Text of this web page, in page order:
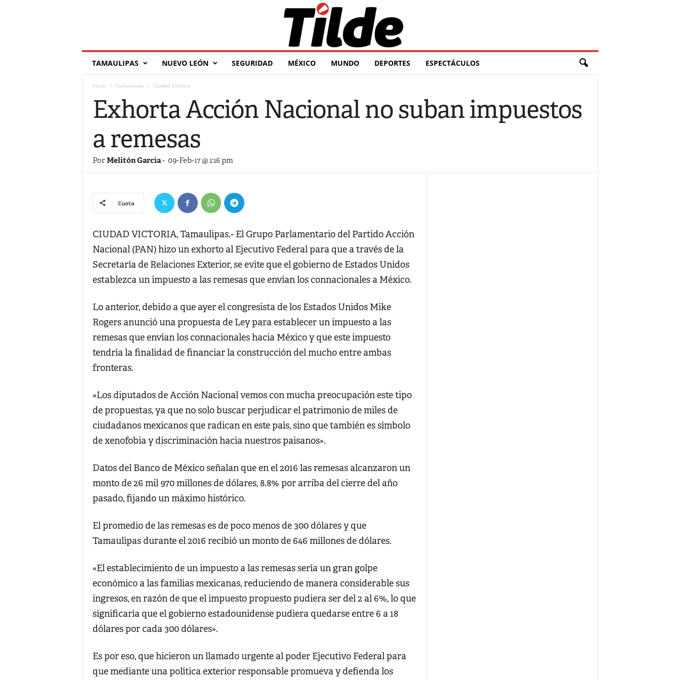
T
l
TAMAULIPAS NUEVO LEÓN SEGURIDAD MÉXICO MUNDO DEPORTES ESPECTÁCULOS
Inicio Tamaulipas Ciudad Victoria
Exhorta Acción Nacional no suban impuestos
a remesas
PorMelitón García- 09-Feb-17 @ 1:16 pm
Cuota
CIUDAD VICTORIA, Tamaulipas.- El Grupo Parlamentario del Partido Acción
Nacional (PAN) hizo un exhorto al Ejecutivo Federal para que a través de la
Secretaría de Relaciones Exterior, se evite que el gobierno de Estados Unidos
establezca un impuesto a las remesas que envían los connacionales a México.
Lo anterior, debido a que ayer el congresista de los Estados Unidos Mike
Rogers anunció una propuesta de Ley para establecer un impuesto a las
remesas que envían los connacionales hacia México y que este impuesto
tendría la finalidad de financiar la construcción del mucho entre ambas
fronteras.
«Los diputados de Acción Nacional vemos con mucha preocupación este tipo
de propuestas, ya que no solo buscar perjudicar el patrimonio de miles de
ciudadanos mexicanos que radican en este país, sino que también es símbolo
de xenofobia y discriminación hacia nuestros paisanos».
Datos del Banco de México señalan que en el 2016 las remesas alcanzaron un
monto de 26 mil 970 millones de dólares, 8.8% por arriba del cierre del año
pasado, fijando un máximo histórico.
El promedio de las remesas es de poco menos de 300 dólares y que
Tamaulipas durante el 2016 recibió un monto de 646 millones de dólares.
«El establecimiento de un impuesto a las remesas sería un gran golpe
económico a las familias mexicanas, reduciendo de manera considerable sus
ingresos, en razón de que el impuesto propuesto pudiera ser del 2 al 6%, lo que
significaría que el gobierno estadounidense pudiera quedarse entre 6 a 18
dólares por cada 300 dólares».
Es por eso, que hicieron un llamado urgente al poder Ejecutivo Federal para
que mediante una política exterior responsable promueva y defienda los